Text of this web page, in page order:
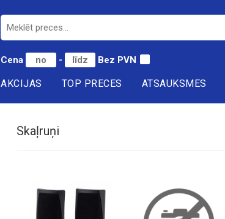
Cena - Bez PVN
AKCIJAS TOP PRECES ATSAUKSMES
Skaļruņi